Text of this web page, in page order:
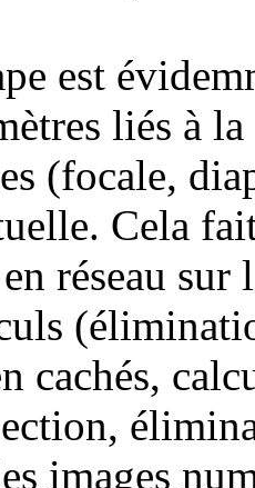
est
liés à
(focale,
Cela
réseau
cachés,
images